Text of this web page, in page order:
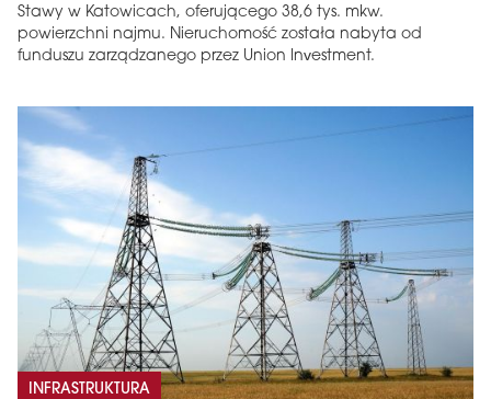
Stawy w Katowicach, oferującego 38,6 tys. mkw.
powierzchni najmu. Nieruchomość została nabyta od
funduszu zarządzanego przez Union Investment.
INFRASTRUKTURA